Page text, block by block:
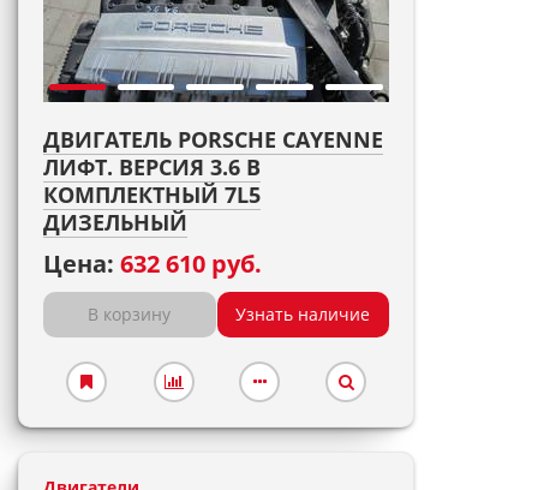
ДВИГАТЕЛЬ PORSCHE CAYENNE
ЛИФТ. ВЕРСИЯ 3.6 B
КОМПЛЕКТНЫЙ 7L5
ДИЗЕЛЬНЫЙ
Цена: 632 610 руб.
В корзину Узнать наличие